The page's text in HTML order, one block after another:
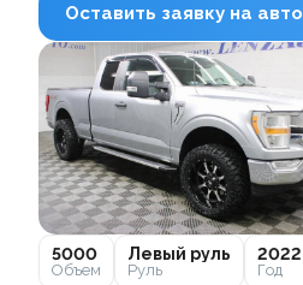
Оставить заявку на авто
5000
Объем
Левый руль
Руль
2022
Год